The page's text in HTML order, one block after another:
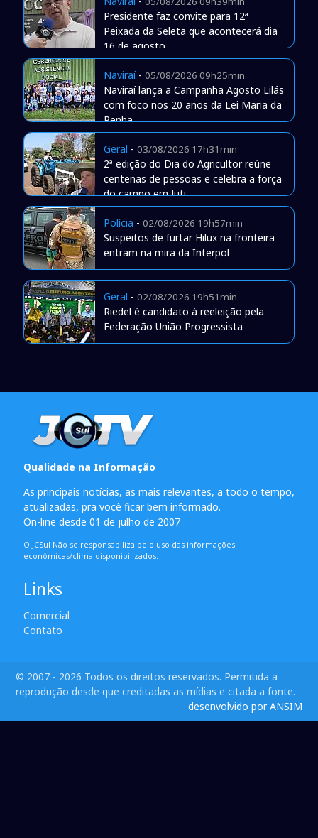
Presidente faz convite para 12ª
Peixada da Seleta que acontecerá dia
16 de agosto
Naviraí- 05/08/2026 09h25min
Naviraí lança a Campanha Agosto Lilás
com foco nos 20 anos da Lei Maria da
Penha
Geral - 03/08/2026 17h31min
2ª edição do Dia do Agricultor reúne
centenas de pessoas e celebra a força
do campo em Juti
Polícia - 02/08/2026 19h57min
Suspeitos de furtar Hilux na fronteira
entram na mira da Interpol
Geral - 02/08/2026 19h51min
Riedel é candidato à reeleição pela
Federação União Progressista
Qualidade na Informação
As principais notícias, as mais relevantes, a todo o tempo,
atualizadas, pra você ficar bem informado.
On-line desde 01 de julho de 2007
O JCSul Não se responsabiliza pelo uso das informações
econômicas/clima disponibilizados.
Links
Comercial
Contato
© 2007 - 2026 Todos os direitos reservados. Permitida a
reprodução desde que creditadas as mídias e citada a fonte.
desenvolvido por ANSIM